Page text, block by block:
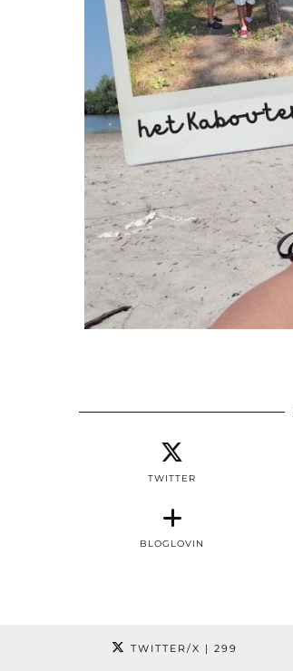
TWITTER
BLOGLOVIN
TWITTER/X | 299